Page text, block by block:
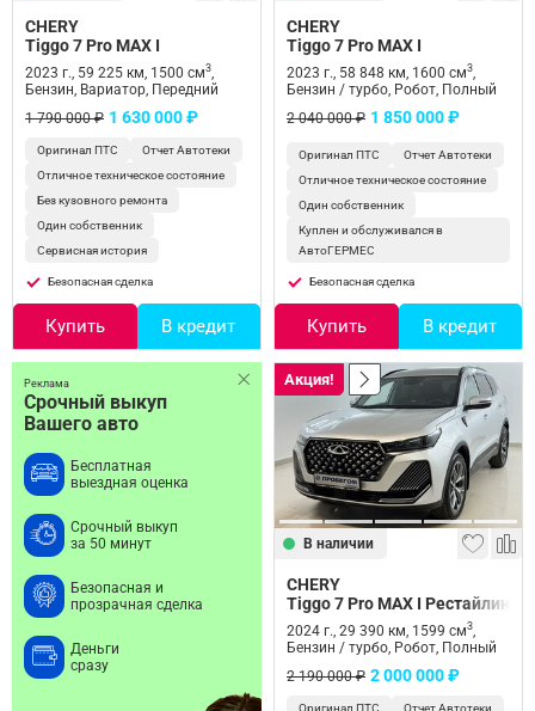
CHERY
Tiggo 7 Pro MAX I
2023 г., 59 225 км, 1500 см3,
Бензин, Вариатор, Передний
1 790 000 ₽ 1 630 000 ₽
Оригинал ПТС
Отчет Автотеки
Отличное техническое состояние
Без кузовного ремонта
Один собственник
Сервисная история
Безопасная сделка
Купить В кредит
CHERY
Tiggo 7 Pro MAX I
2023 г., 58 848 км, 1600 см3,
Бензин / турбо, Робот, Полный
2 040 000 ₽ 1 850 000 ₽
Оригинал ПТС
Отчет Автотеки
Отличное техническое состояние
Один собственник
Куплен и обслуживался в
АвтоГЕРМЕС
Безопасная сделка
Купить В кредит
Срочный выкуп
Вашего авто
Бесплатная
выездная оценка
Срочный выкуп
за 50 минут
Безопасная и
прозрачная сделка
Деньги
сразу
Реклама Акция!
В наличии
CHERY
Tiggo 7 Pro MAX I Рестайлинг
2024 г., 29 390 км, 1599 см3,
Бензин / турбо, Робот, Полный
2 190 000 ₽ 2 000 000 ₽
Оригинал ПТС Отчет Автотеки